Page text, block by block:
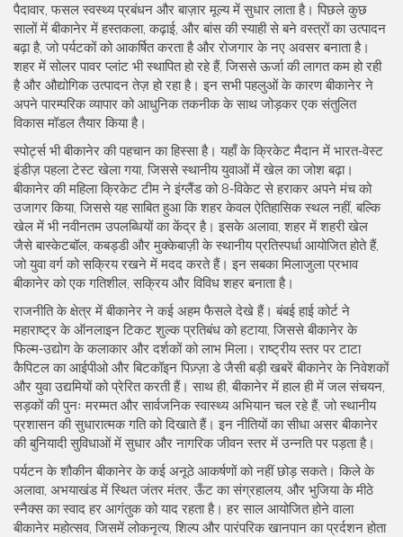
पैदावार, फसल स्वस्थ्य प्रबंधन और बाज़ार मूल्य में सुधार लाता है। पिछले कुछ
सालों में बीकानेर में हस्तकला, कढ़ाई, और बांस की स्याही से बने वस्त्रों का उत्पादन
बढ़ा है, जो पर्यटकों को आकर्षित करता है और रोजगार के नए अवसर बनाता है।
शहर में सोलर पावर प्लांट भी स्थापित हो रहे हैं, जिससे ऊर्जा की लागत कम हो रही
है और औद्योगिक उत्पादन तेज़ हो रहा है। इन सभी पहलुओं के कारण बीकानेर ने
अपने पारम्परिक व्यापार को आधुनिक तकनीक के साथ जोड़कर एक संतुलित
विकास मॉडल तैयार किया है।
स्पोर्ट्स भी बीकानेर की पहचान का हिस्सा है। यहाँ के क्रिकेट मैदान में भारत‑वेस्ट
इंडीज़ पहला टेस्ट खेला गया, जिससे स्थानीय युवाओं में खेल का जोश बढ़ा।
बीकानेर की महिला क्रिकेट टीम ने इंग्लैंड को 8‑विकेट से हराकर अपने मंच को
उजागर किया, जिससे यह साबित हुआ कि शहर केवल ऐतिहासिक स्थल नहीं, बल्कि
खेल में भी नवीनतम उपलब्धियों का केंद्र है। इसके अलावा, शहर में शहरी खेल
जैसे बास्केटबॉल, कबड्डी और मुक्केबाज़ी के स्थानीय प्रतिस्पर्धा आयोजित होते हैं,
जो युवा वर्ग को सक्रिय रखने में मदद करते हैं। इन सबका मिलाजुला प्रभाव
बीकानेर को एक गतिशील, सक्रिय और विविध शहर बनाता है।
राजनीति के क्षेत्र में बीकानेर ने कई अहम फैसले देखे हैं। बंबई हाई कोर्ट ने
महाराष्ट्र के ऑनलाइन टिकट शुल्क प्रतिबंध को हटाया, जिससे बीकानेर के
फिल्म‑उद्योग के कलाकार और दर्शकों को लाभ मिला। राष्ट्रीय स्तर पर टाटा
कैपिटल का आईपीओ और बिटकॉइन पिज़्ज़ा डे जैसी बड़ी खबरें बीकानेर के निवेशकों
और युवा उद्यमियों को प्रेरित करती हैं। साथ ही, बीकानेर में हाल ही में जल संचयन,
सड़कों की पुनः मरम्मत और सार्वजनिक स्वास्थ्य अभियान चल रहे हैं, जो स्थानीय
प्रशासन की सुधारात्मक गति को दिखाते हैं। इन नीतियों का सीधा असर बीकानेर
की बुनियादी सुविधाओं में सुधार और नागरिक जीवन स्तर में उन्नति पर पड़ता है।
पर्यटन के शौकीन बीकानेर के कई अनूठे आकर्षणों को नहीं छोड़ सकते। किले के
अलावा, अभयाखंड में स्थित जंतर मंतर, ऊँट का संग्रहालय, और भुजिया के मीठे
स्नैक्स का स्वाद हर आगंतुक को याद रहता है। हर साल आयोजित होने वाला
बीकानेर महोत्सव, जिसमें लोकनृत्य, शिल्प और पारंपरिक खानपान का प्रर्दशन होता